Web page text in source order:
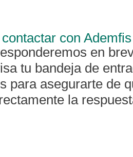
con
en
tu bandeja de
para asegurarte de
la